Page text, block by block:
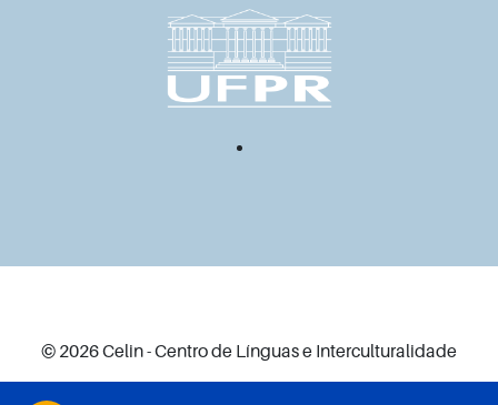
© 2026 Celin - Centro de Línguas e Interculturalidade